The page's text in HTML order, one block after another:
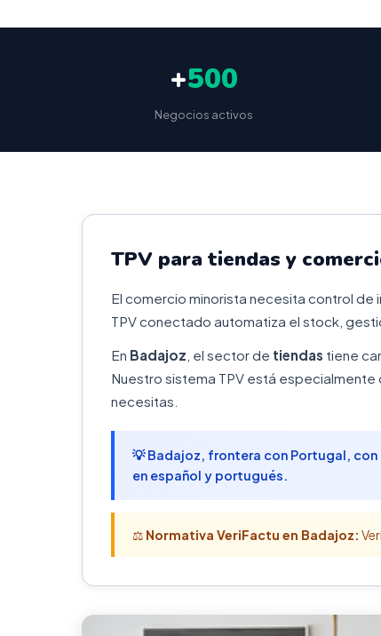
+500
Negocios activos
TPV para tiendas y
El comercio minorista necesita control
TPV conectado automatiza el stock,
En Badajoz , el sector de tiendas tiene
Nuestro sistema TPV está
necesitas.
💡 Badajoz, frontera con Portugal,
en español y portugués.
⚖️ Normativa VeriFactu en Badajoz: